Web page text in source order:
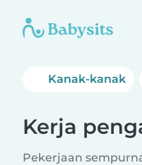
Kanak-kanak
Kerja
Pekerjaan